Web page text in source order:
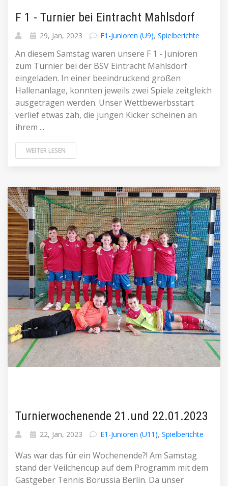
F 1 - Turnier bei Eintracht Mahlsdorf
29, Jan, 2023 F1-Junioren (U9), Spielberichte
An diesem Samstag waren unsere F 1 - Junioren
zum Turnier bei der BSV Eintracht Mahlsdorf
eingeladen. In einer beeindruckend großen
Hallenanlage, konnten jeweils zwei Spiele zeitgleich
ausgetragen werden. Unser Wettbewerbsstart
verlief etwas zäh, die jungen Kicker scheinen an
ihrem ...
WEITER LESEN
Turnierwochenende 21.und 22.01.2023
22, Jan, 2023 E1-Junioren (U11), Spielberichte
Was war das für ein Wochenende?! Am Samstag
stand der Veilchencup auf dem Programm mit dem
Gastgeber Tennis Borussia Berlin. Da unser